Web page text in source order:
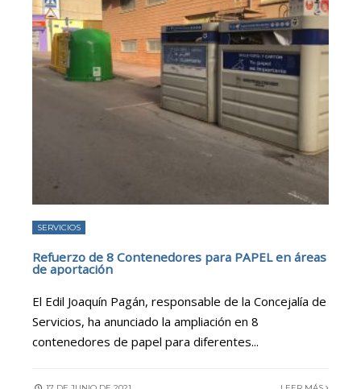
SERVICIOS
Refuerzo de 8 Contenedores para PAPEL en áreas
de aportación
El Edil Joaquín Pagán, responsable de la Concejalía de
Servicios, ha anunciado la ampliación en 8
contenedores de papel para diferentes...